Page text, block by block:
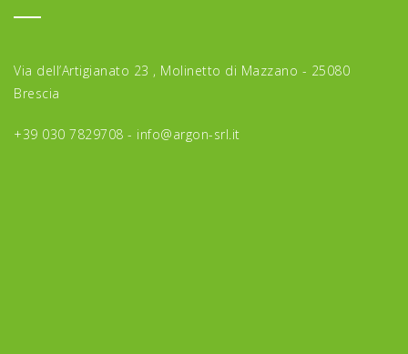
Via dell’Artigianato 23 , Molinetto di Mazzano - 25080
Brescia
+39 030 7829708 - info@argon-srl.it